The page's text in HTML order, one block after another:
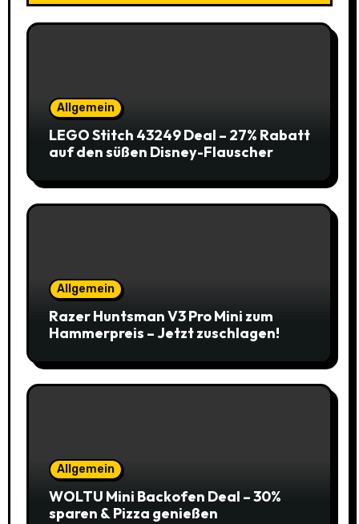
Allgemein
LEGO Stitch 43249 Deal – 27% Rabatt
auf den süßen Disney-Flauscher
Allgemein
Razer Huntsman V3 Pro Mini zum
Hammerpreis – Jetzt zuschlagen!
Allgemein
WOLTU Mini Backofen Deal – 30%
sparen & Pizza genießen